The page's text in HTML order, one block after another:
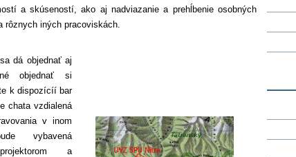
a skúseností, ako aj nadviazanie a prehĺbenie osobných
rôznych iných pracoviskách.
dá objednať aj
objednať si
k dispozícíí bar
chata vzdialená
v inom
vybavená
a